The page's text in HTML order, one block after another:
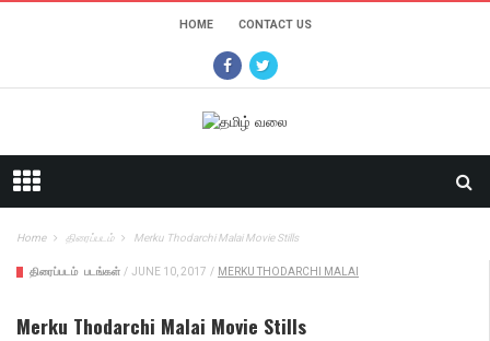
HOME CONTACT US
Home திரைப்படம் Merku Thodarchi Malai Movie Stills
திரைப்படம் படங்கள் / JUNE 10, 2017 / MERKU THODARCHI MALAI
Merku Thodarchi Malai Movie Stills